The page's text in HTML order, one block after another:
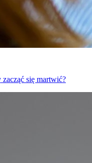
się martwić?